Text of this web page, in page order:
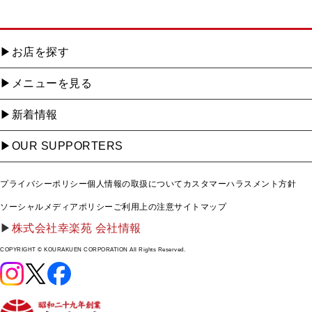
お店を探す
メニューを見る
新着情報
OUR SUPPORTERS
プライバシーポリシー個人情報の取扱について カスタマーハラスメント方針
ソーシャルメディアポリシー ご利用上の注意サイトマップ
株式会社幸楽苑 会社情報
COPYRIGHT © KOURAKUEN CORPORATION All Rights Reserved.